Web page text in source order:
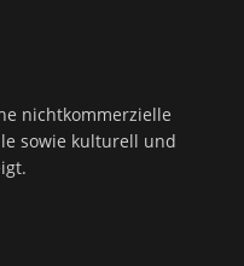
nichtkommerzielle
sowie kulturell und